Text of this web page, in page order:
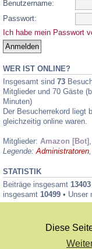
Diese
Benutzername:
Passwort:
Ich habe mein Passwort
WER IST ONLINE?
Insgesamt sind 73
Mitglieder und 70 Gäste
Minuten)
Der Besucherrekord liegt
gleichzeitig online waren.
Mitglieder: Amazon [Bot] ,
Legende:Administratoren,
STATISTIK
Beiträge insgesamt 13403
insgesamt 10499 • Unser